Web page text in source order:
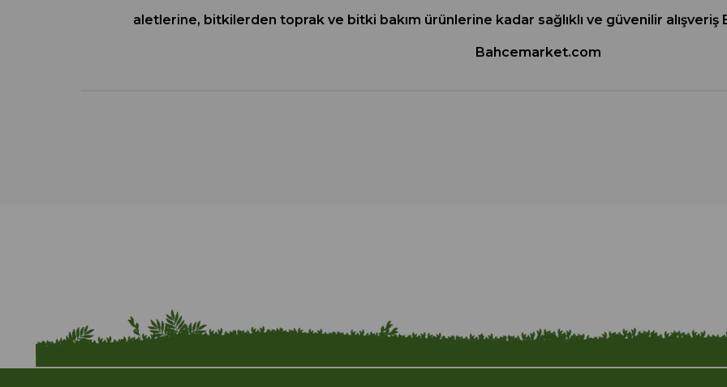
aletlerine, bitkilerden toprak ve bitki bakım ürünlerine kadar sağlıklı ve güvenilir
Bahcemarket.com